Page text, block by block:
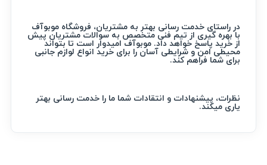
در راستای خدمت رسانی بهتر به مشتریان، فروشگاه موبوآف
با بهره گیری از تیم فنی متخصص به سوالات مشتریان پیش
از خرید پاسخ خواهد داد. موبوآف امیدوار است تا بتواند
محیطی امن و شرایطی آسان را برای خرید انواع لوازم جانبی
برای شما فراهم کند.
نظرات، پیشنهادات و انتقادات شما ما را خدمت رسانی بهتر
یاری میکند.